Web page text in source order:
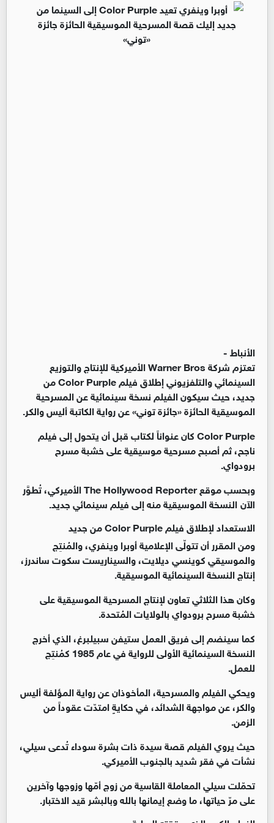
الأنباط -
تعتزم شركة Warner Bros الأميركية للإنتاج والتوزيع
السينمائي والتلفزيوني إطلاق فيلم Color Purple من
جديد، حيث سيكون الفيلم نسخة سينمائية عن المسرحية
الموسيقية الحائزة «جائزة توني» عن رواية الكاتبة أليس والكر.
Color Purple كان عنواناً لكتاب قبل أن يتحول إلى فيلم
ناجح، ثم أصبح مسرحية موسيقية على خشبة مسرح
برودواي.
وبحسب موقع The Hollywood Reporter الأميركي، تُطوَّر
الآن النسخة الموسيقية منه إلى فيلم سينمائي جديد.
الاستعداد لإطلاق فيلم Color Purple من جديد
ومن المقرر أن تتولّى الإعلامية أوبرا وينفري، والمُنتِج
والموسيقي كوينسي ديلايت، والسيناريست سكوت ساندرز،
إنتاج النسخة السينمائية الموسيقية.
وكان هذا الثلاثي تعاون لإنتاج المسرحية الموسيقية على
خشبة مسرح برودواي بالولايات المُتحدة.
كما سينضم إلى فريق العمل ستيفن سبيلبرغ، الذي أخرج
النسخة السينمائية الأولى للرواية في عام 1985 كمُنتِج
للعمل.
ويحكي الفيلم والمسرحية، المأخوذان عن رواية المؤلفة أليس
والكر، عن مواجهة الشدائد، في حكايةٍ امتدّت عقوداً من
الزمن.
حيث يروي الفيلم قصة سيدة ذات بشرة سوداء تُدعى سيلي،
نشأت في فقر شديد بالجنوب الأميركي.
تحمّلت سيلي المعاملة القاسية من زوج أمّها وزوجها وآخرين
على مرّ حياتها، ما وضع إيمانها بالله وبالبشر قيد الاختبار.